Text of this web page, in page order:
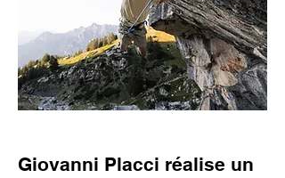
Giovanni Placci réalise un